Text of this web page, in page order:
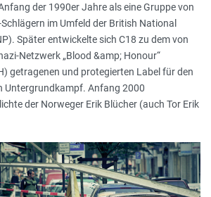
der 1990er Jahre als eine Gruppe von
im Umfeld der British National
Später entwickelte sich C18 zu dem von
Netzwerk „Blood &amp; Honour“
getragenen und protegierten Label für den
Untergrundkampf. Anfang 2000
der Norweger Erik Blücher (auch Tor Erik